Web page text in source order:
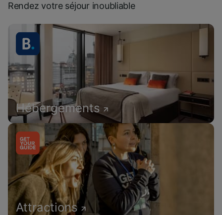
Rendez votre séjour inoubliable
Hébergements
Attractions